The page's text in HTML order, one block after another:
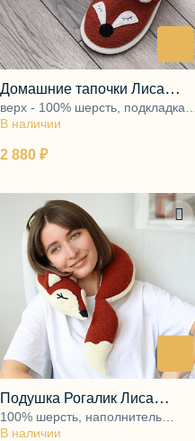
Блузы, толстовки
Пуловеры
Костюмы
Платья
Юбки
Брюки, шорты
2 880 ₽
В наличии
Домашние тапочки Лиса
Василиса
верх - 100% шерсть, подкладка -
ворс 100% шерсть, подошва -
В наличии
Подушка Рогалик Лиса
Василиса
100% шерсть, наполнитель
подушки - 100% полиэфир